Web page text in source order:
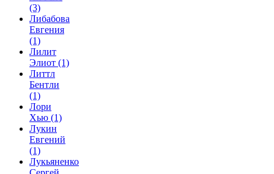
(3)
Либабова
Евгения
(1)
Лилит
Элиот (1)
Литтл
Бентли
(1)
Лори
Хью (1)
Лукин
Евгений
(1)
Лукьяненко